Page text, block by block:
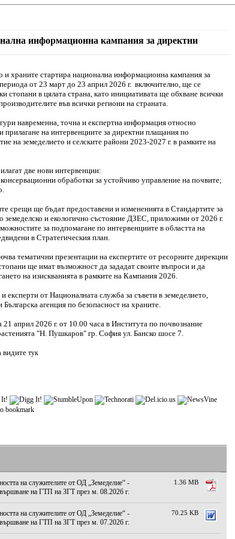
информационна кампания за директни
и храните стартира национална информационна кампания за
от 23 март до 23 април 2026 г. включително, ще се
стопани в цялата страна, като инициативата ще обхване всички
във всички региони на страната.
навременна, точна и експертна информация относно
прилагане на интервенциите за директни плащания по
на земеделието и селските райони 2023-2027 г. в рамките на
две нови интервенции:
обработки за устойчиво управление на почвите;
срещи ще бъдат предоставени и измененията в Стандартите за
земеделско и екологично състояние ДЗЕС, приложими от 2026 г.
за подпомагане по интервенциите в областта на
в Стратегическия план.
тематични презентации на експертите от ресорните дирекции
ще имат възможност да зададат своите въпроси и да
на изискванията в рамките на Кампания 2026.
експерти от Националната служба за съвети в земеделието,
агенция по безопасност на храните.
април 2026 г. от 10.00 часа в Института по почвознание
"Н. Пушкаров" гр. София ул. Банско шосе 7.
видите тук
на служителите от ОД „Земеделие“ -
на ГТП на ЗГТ през м. 08.2026 г.
1.36 MB
на служителите от ОД „Земеделие“ -
на ГТП на ЗГТ през м. 07.2026 г.
70.25 KB